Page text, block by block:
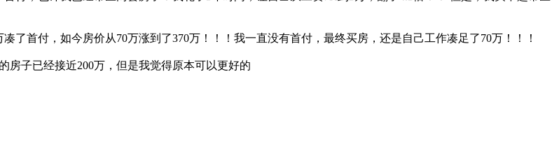
了首付，如今房价从70万涨到了370万！！！我一直没有首付，最终买房，还是自己工作凑足了70万！！！
子已经接近200万，但是我觉得原本可以更好的